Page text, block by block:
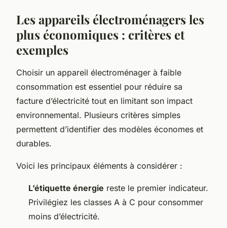
Les appareils électroménagers les
plus économiques : critères et
exemples
Choisir un appareil électroménager à faible
consommation est essentiel pour réduire sa
facture d’électricité tout en limitant son impact
environnemental. Plusieurs critères simples
permettent d’identifier des modèles économes et
durables.
Voici les principaux éléments à considérer :
L’étiquette énergie reste le premier indicateur.
Privilégiez les classes A à C pour consommer
moins d’électricité.